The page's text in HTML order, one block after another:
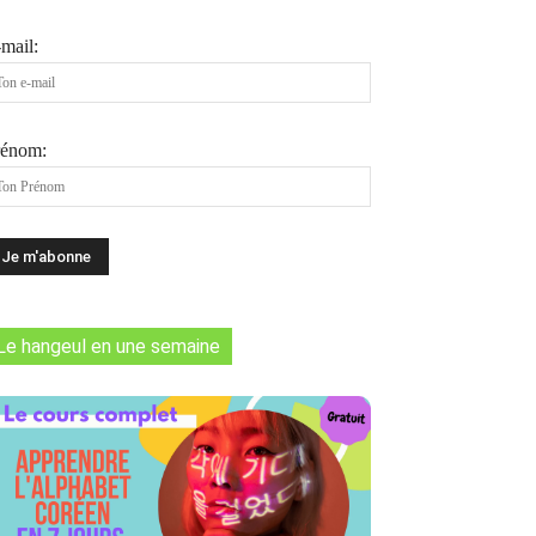
hangeul en une semaine